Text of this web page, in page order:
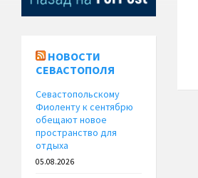
НОВОСТИ
СЕВАСТОПОЛЯ
Севастопольскому
Фиоленту к сентябрю
обещают новое
пространство для
отдыха
05.08.2026